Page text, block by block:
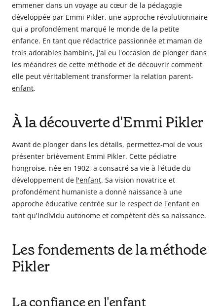
emmener dans un voyage au cœur de la pédagogie
développée par Emmi Pikler, une approche révolutionnaire
qui a profondément marqué le monde de la petite
enfance. En tant que rédactrice passionnée et maman de
trois adorables bambins, j'ai eu l'occasion de plonger dans
les méandres de cette méthode et de découvrir comment
elle peut véritablement transformer la relation parent-
enfant.
À la découverte d'Emmi Pikler
Avant de plonger dans les détails, permettez-moi de vous
présenter brièvement Emmi Pikler. Cette pédiatre
hongroise, née en 1902, a consacré sa vie à l'étude du
développement de l'enfant. Sa vision novatrice et
profondément humaniste a donné naissance à une
approche éducative centrée sur le respect de l'enfant en
tant qu'individu autonome et compétent dès sa naissance.
Les fondements de la méthode
Pikler
La confiance en l'enfant